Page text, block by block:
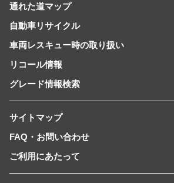
通れた道マップ
自動車リサイクル
車両レスキュー時の取り扱い
リコール情報
グレード情報検索
サイトマップ
FAQ・お問い合わせ
ご利用にあたって